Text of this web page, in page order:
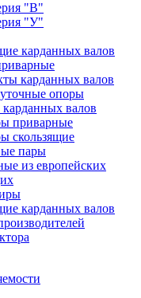
"В"
"У"
карданных валов
карданных валов
опоры
валов
приварные
скользящие
пары
из европейских
карданных валов